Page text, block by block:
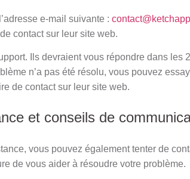
e-mail suivante :
contact sur leur site web.
Ils devraient vous répondre dans les
n’a pas été résolu, vous pouvez
de contact sur leur site web.
et conseils de
vous pouvez également tenter de
de vous aider à résoudre votre problème.